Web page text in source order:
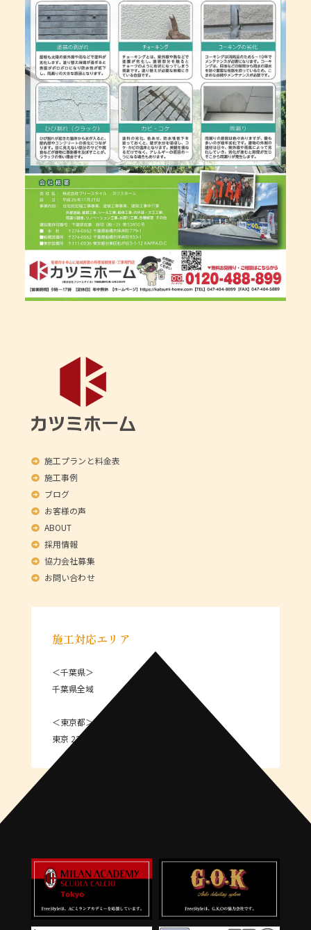
施工プランと料金表
施工事例
ブログ
お客様の声
ABOUT
採用情報
協力会社募集
お問い合わせ
施工対応エリア
＜千葉県＞
千葉県全域
＜東京都＞
東京 23区